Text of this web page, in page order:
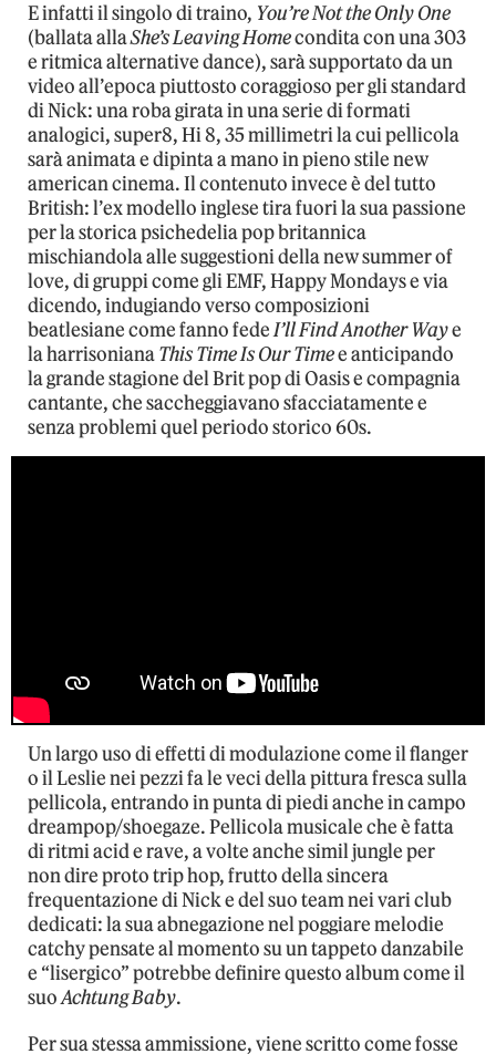
E infatti il singolo di traino, You’re Not the Only One
(ballata allaShe’s Leaving Homecondita con una 303
e ritmica alternative dance), sarà supportato da un
video all’epoca piuttosto coraggioso per gli standard
di Nick: una roba girata in una serie di formati
analogici, super8, Hi 8, 35 millimetri la cui pellicola
sarà animata e dipinta a mano in pieno stile new
american cinema. Il contenuto invece è del tutto
British: l’ex modello inglese tira fuori la sua passione
per la storica psichedelia pop britannica
mischiandola alle suggestioni della new summer of
love, di gruppi come gli EMF, Happy Mondays e via
dicendo, indugiando verso composizioni
beatlesiane come fanno fedeI’ll Find Another Waye
la harrisonianaThis Time Is Our Timee anticipando
la grande stagione del Brit pop di Oasis e compagnia
cantante, che saccheggiavano sfacciatamente e
senza problemi quel periodo storico 60s.
Un largo uso di effetti di modulazione come il flanger
o il Leslie nei pezzi fa le veci della pittura fresca sulla
pellicola, entrando in punta di piedi anche in campo
dreampop/shoegaze. Pellicola musicale che è fatta
di ritmi acid e rave, a volte anche simil jungle per
non dire proto trip hop, frutto della sincera
frequentazione di Nick e del suo team nei vari club
dedicati: la sua abnegazione nel poggiare melodie
catchy pensate al momento su un tappeto danzabile
e “lisergico” potrebbe definire questo album come il
suoAchtung Baby.
Per sua stessa ammissione, viene scritto come fosse